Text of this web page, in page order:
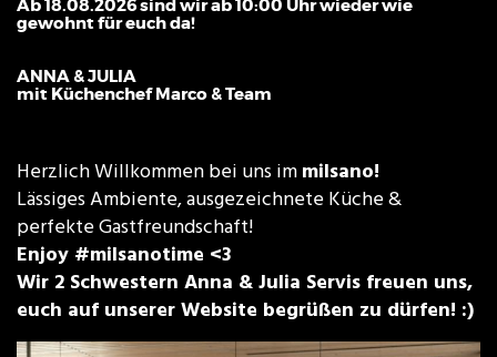
Ab 18.08.2026 sind wir ab 10:00 Uhr wieder wie
gewohnt für euch da!
ANNA & JULIA
mit Küchenchef Marco & Team
Herzlich Willkommen bei uns immilsano!
Lässiges Ambiente, ausgezeichnete Küche &
perfekte Gastfreundschaft!
Enjoy #milsanotime <3
Wir 2 Schwestern Anna & Julia Servis freuen uns,
euch auf unserer Website begrüßen zu dürfen! :)